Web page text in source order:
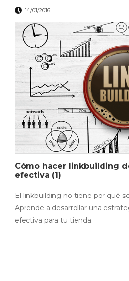
14/01/2016
Cómo hacer linkbuilding
efectiva (1)
El linkbuilding no tiene por qué
Aprende a desarrollar una
efectiva para tu tienda.